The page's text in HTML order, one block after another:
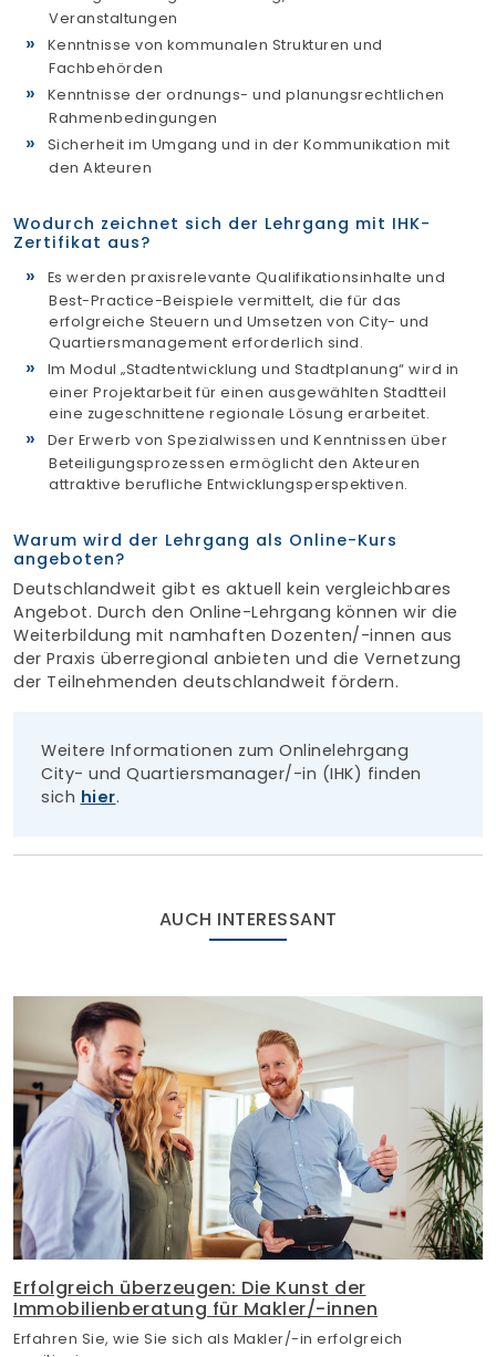
Veranstaltungen
Kenntnisse von kommunalen Strukturen und
Fachbehörden
Kenntnisse der ordnungs- und planungsrechtlichen
Rahmenbedingungen
Sicherheit im Umgang und in der Kommunikation mit
den Akteuren
Wodurch zeichnet sich der Lehrgang mit IHK-
Zertifikat aus?
Es werden praxisrelevante Qualifikationsinhalte und
Best-Practice-Beispiele vermittelt, die für das
erfolgreiche Steuern und Umsetzen von City- und
Quartiersmanagement erforderlich sind.
Im Modul „Stadtentwicklung und Stadtplanung“ wird in
einer Projektarbeit für einen ausgewählten Stadtteil
eine zugeschnittene regionale Lösung erarbeitet.
Der Erwerb von Spezialwissen und Kenntnissen über
Beteiligungsprozessen ermöglicht den Akteuren
attraktive berufliche Entwicklungsperspektiven.
Warum wird der Lehrgang als Online-Kurs
angeboten?
Deutschlandweit gibt es aktuell kein vergleichbares
Angebot. Durch den Online-Lehrgang können wir die
Weiterbildung mit namhaften Dozenten/-innen aus
der Praxis überregional anbieten und die Vernetzung
der Teilnehmenden deutschlandweit fördern.
Weitere Informationen zum Onlinelehrgang
City- und Quartiersmanager/-in (IHK) finden
sich hier.
AUCH INTERESSANT
Erfolgreich überzeugen: Die Kunst der
Immobilienberatung für Makler/-innen
Erfahren Sie, wie Sie sich als Makler/-in erfolgreich